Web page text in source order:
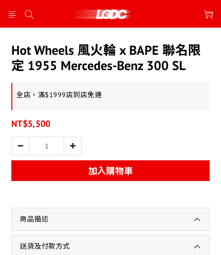
Hot Wheels 風火輪 x BAPE 聯名限
定 1955 Mercedes-Benz 300 SL
全店，滿$1999店到店免運
NT$5,500
加入購物車
商品描述
送貨及付款方式